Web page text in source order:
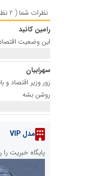
نظرات شما ( 2 نظر )
رامین کائید
این وضعیت
سهرابیان
روشن بشه
مدل VIP
پایگاه خبریت را